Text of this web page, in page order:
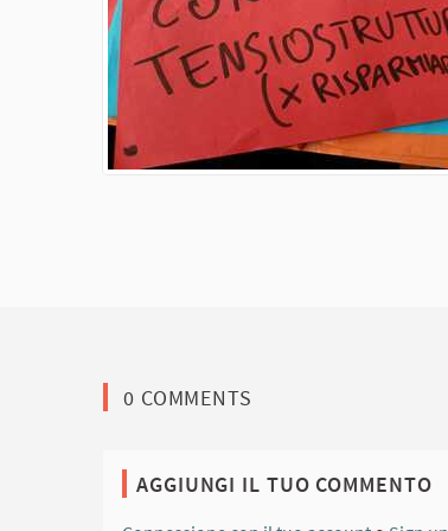
0 COMMENTS
AGGIUNGI IL TUO COMMENTO